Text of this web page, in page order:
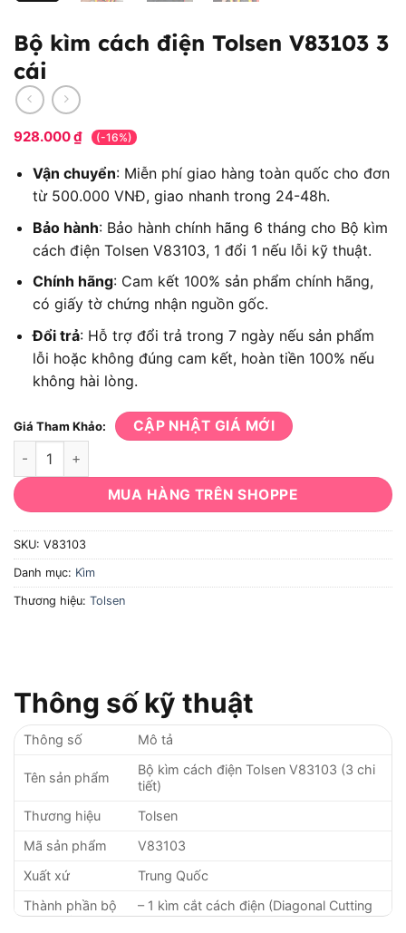
Bộ kìm cách điện Tolsen V83103 3
cái
928.000₫ (-16%)
Vận chuyển: Miễn phí giao hàng toàn quốc cho đơn
từ 500.000 VNĐ, giao nhanh trong 24-48h.
Bảo hành: Bảo hành chính hãng 6 tháng cho Bộ kìm
cách điện Tolsen V83103, 1 đổi 1 nếu lỗi kỹ thuật.
Chính hãng: Cam kết 100% sản phẩm chính hãng,
có giấy tờ chứng nhận nguồn gốc.
Đổi trả: Hỗ trợ đổi trả trong 7 ngày nếu sản phẩm
lỗi hoặc không đúng cam kết, hoàn tiền 100% nếu
không hài lòng.
Giá Tham Khảo: CẬP NHẬT GIÁ MỚI
Bộ kìm cách điện Tolsen V83103 3 cái số lượng
MUA HÀNG TRÊN SHOPPE
SKU: V83103
Danh mục: Kìm
Thương hiệu: Tolsen
Thông số kỹ thuật
Thông số Mô tả
Tên sản phẩm
Bộ kìm cách điện Tolsen V83103 (3 chi
tiết)
Thương hiệu
Tolsen
Mã sản phẩm
V83103
Xuất xứ
Trung Quốc
Thành phần bộ
sản phẩm
– 1 kìm cắt cách điện (Diagonal Cutting
Pliers)